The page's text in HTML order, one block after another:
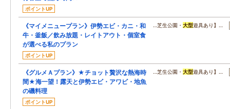
ポイントUP
《マイメニュープラン》伊勢エビ・カニ・和
牛・釜飯／飲み放題・レイトアウト・個室食
が選べる私のプラン
ポイントUP
…芝生公園・ 大型遊具あり】…
《グルメＡプラン》★チョット贅沢な熱海時
間★海一望！露天と伊勢エビ・アワビ・地魚
の磯料理
ポイントUP
…芝生公園・ 大型遊具あり】…